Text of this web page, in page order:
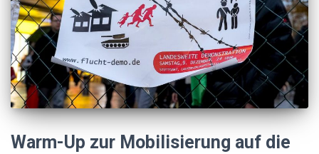
Warm-Up zur Mobilisierung auf die